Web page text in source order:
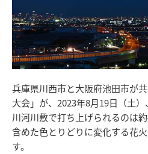
兵庫県川西市と大阪府池田市が
大会」が、2023年8月19日（土
川河川敷で打ち上げられるのは
含めた色とりどりに変化する花
す。